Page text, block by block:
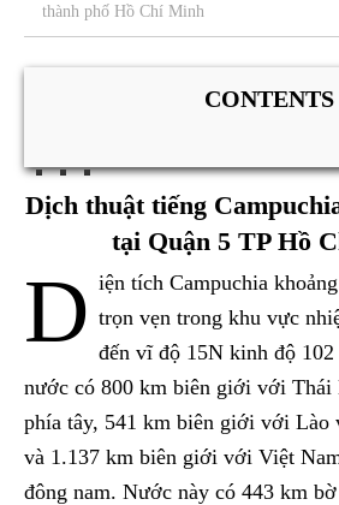
thành phố Hồ Chí Minh
CONTENTS
Dịch thuật tiếng
tại Quận 5 TP Hồ
D iện tích Campuchia
trọn vẹn trong khu vực
đến vĩ độ 15N kinh độ
nước có 800 km biên giới với Thái
phía tây, 541 km biên giới với Lào
và 1.137 km biên giới với Việt
đông nam. Nước này có 443 km